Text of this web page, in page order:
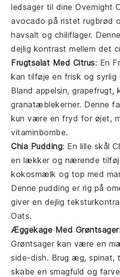
ledsager til dineOvernight
avocado på ristetrugbrød
havsalt og chiliflager.
dejlig kontrast mellem det
Frugtsalat Med Citrus: En
kan tilføje en frisk og syrlig
Blandappelsin,grapefrugt,
granatæblekerner. Denne
kun være en fryd for øjet,
vitaminbombe.
Chia Pudding: En lille skål
en lækker og nærende
kokosmælk og top med
Denne pudding er rig på
giver en dejlig
Oats.
Æggekage Med Grøntsager
Grøntsager kan være en
side-dish. Brugæg,spinat,
skabe en smagfuld og